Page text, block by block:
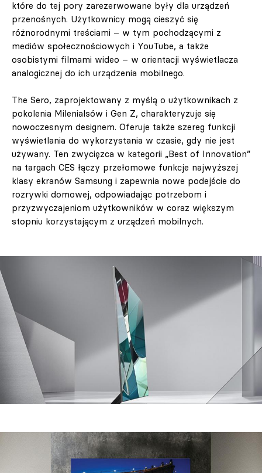
które do tej pory zarezerwowane były dla urządzeń
przenośnych. Użytkownicy mogą cieszyć się
różnorodnymi treściami – w tym pochodzącymi z
mediów społecznościowych i YouTube, a także
osobistymi filmami wideo – w orientacji wyświetlacza
analogicznej do ich urządzenia mobilnego.
The Sero, zaprojektowany z myślą o użytkownikach z
pokolenia Milenialsów i Gen Z, charakteryzuje się
nowoczesnym designem. Oferuje także szereg funkcji
wyświetlania do wykorzystania w czasie, gdy nie jest
używany. Ten zwycięzca w kategorii „Best of Innovation”
na targach CES łączy przełomowe funkcje najwyższej
klasy ekranów Samsung i zapewnia nowe podejście do
rozrywki domowej, odpowiadając potrzebom i
przyzwyczajeniom użytkowników w coraz większym
stopniu korzystającym z urządzeń mobilnych.